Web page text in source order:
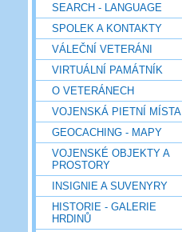
SEARCH - LANGUAGE
SPOLEK A KONTAKTY
VÁLEČNÍ VETERÁNI
VIRTUÁLNÍ PAMÁTNÍK
O VETERÁNECH
VOJENSKÁ PIETNÍ MÍSTA
GEOCACHING - MAPY
VOJENSKÉ OBJEKTY A
PROSTORY
INSIGNIE A SUVENYRY
HISTORIE - GALERIE
HRDINŮ